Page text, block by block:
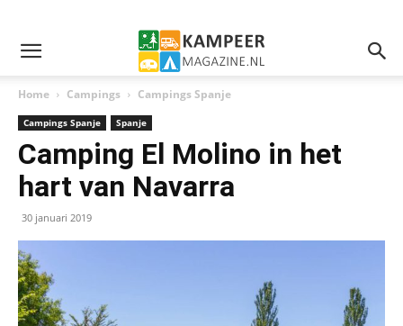
Home Campings Campings Spanje
Campings Spanje Spanje
Camping El Molino in het
hart van Navarra
30 januari 2019